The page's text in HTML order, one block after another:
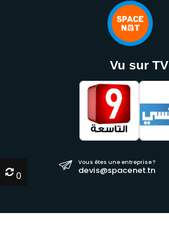
Vu sur TV
Vous êtes une entreprise ?
devis@spacenet.tn
0
0